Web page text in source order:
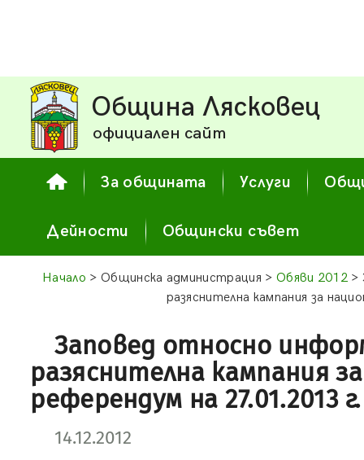
Община Лясковец
официален сайт
За общината Услуги
Дейности Общински съвет
Начало > Общинска администрация > Обяви 2012 >
разяснителна кампания за
Заповед относно
разяснителна кампания
референдум на 27.01.2013 г.
14.12.2012